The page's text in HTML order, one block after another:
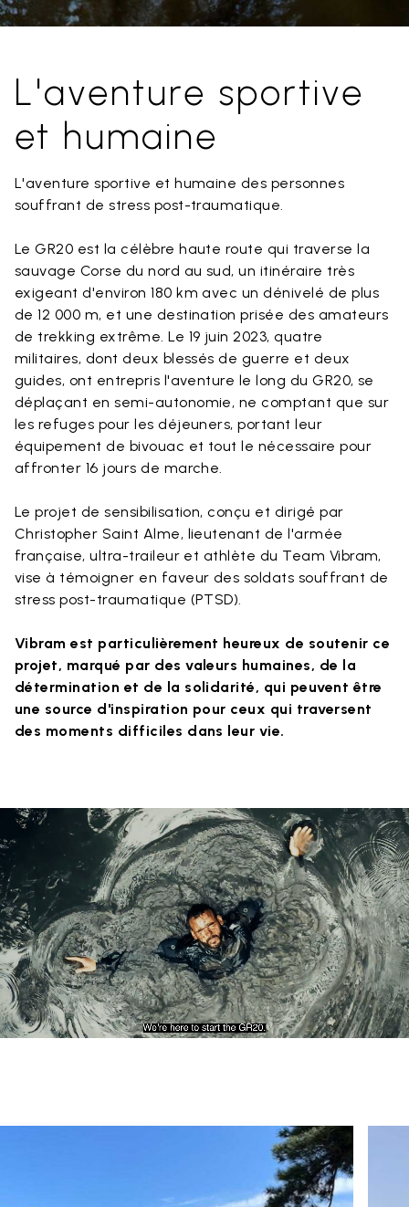
L'aventure sportive
et humaine
L'aventure sportive et humaine des personnes
souffrant de stress post-traumatique.
Le GR20 est la célèbre haute route qui traverse la
sauvage Corse du nord au sud, un itinéraire très
exigeant d'environ 180 km avec un dénivelé de plus
de 12 000 m, et une destination prisée des amateurs
de trekking extrême. Le 19 juin 2023, quatre
militaires, dont deux blessés de guerre et deux
guides, ont entrepris l'aventure le long du GR20, se
déplaçant en semi-autonomie, ne comptant que sur
les refuges pour les déjeuners, portant leur
équipement de bivouac et tout le nécessaire pour
affronter 16 jours de marche.
Le projet de sensibilisation, conçu et dirigé par
Christopher Saint Alme, lieutenant de l'armée
française, ultra-traileur et athlète du Team Vibram,
vise à témoigner en faveur des soldats souffrant de
stress post-traumatique (PTSD).
Vibram est particulièrement heureux de soutenir ce
projet, marqué par des valeurs humaines, de la
détermination et de la solidarité, qui peuvent être
une source d'inspiration pour ceux qui traversent
des moments difficiles dans leur vie.